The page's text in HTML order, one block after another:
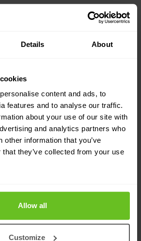
Details About
content and ads, to
features and to analyse our traffic.
about your use of our site with
and analytics partners who
other information that you’ve
they’ve collected from your use
Allow all
Customize
van Nomios
de Bronze EcoVadis
ontvangen. Dit laat
werkt aan voortdurende
gebied van
social en governance-
wil zijn sustainability